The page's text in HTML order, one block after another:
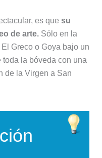
es que su
de arte.Sólo en la
Greco o Goya bajo un
la bóveda con una
de la Virgen a San